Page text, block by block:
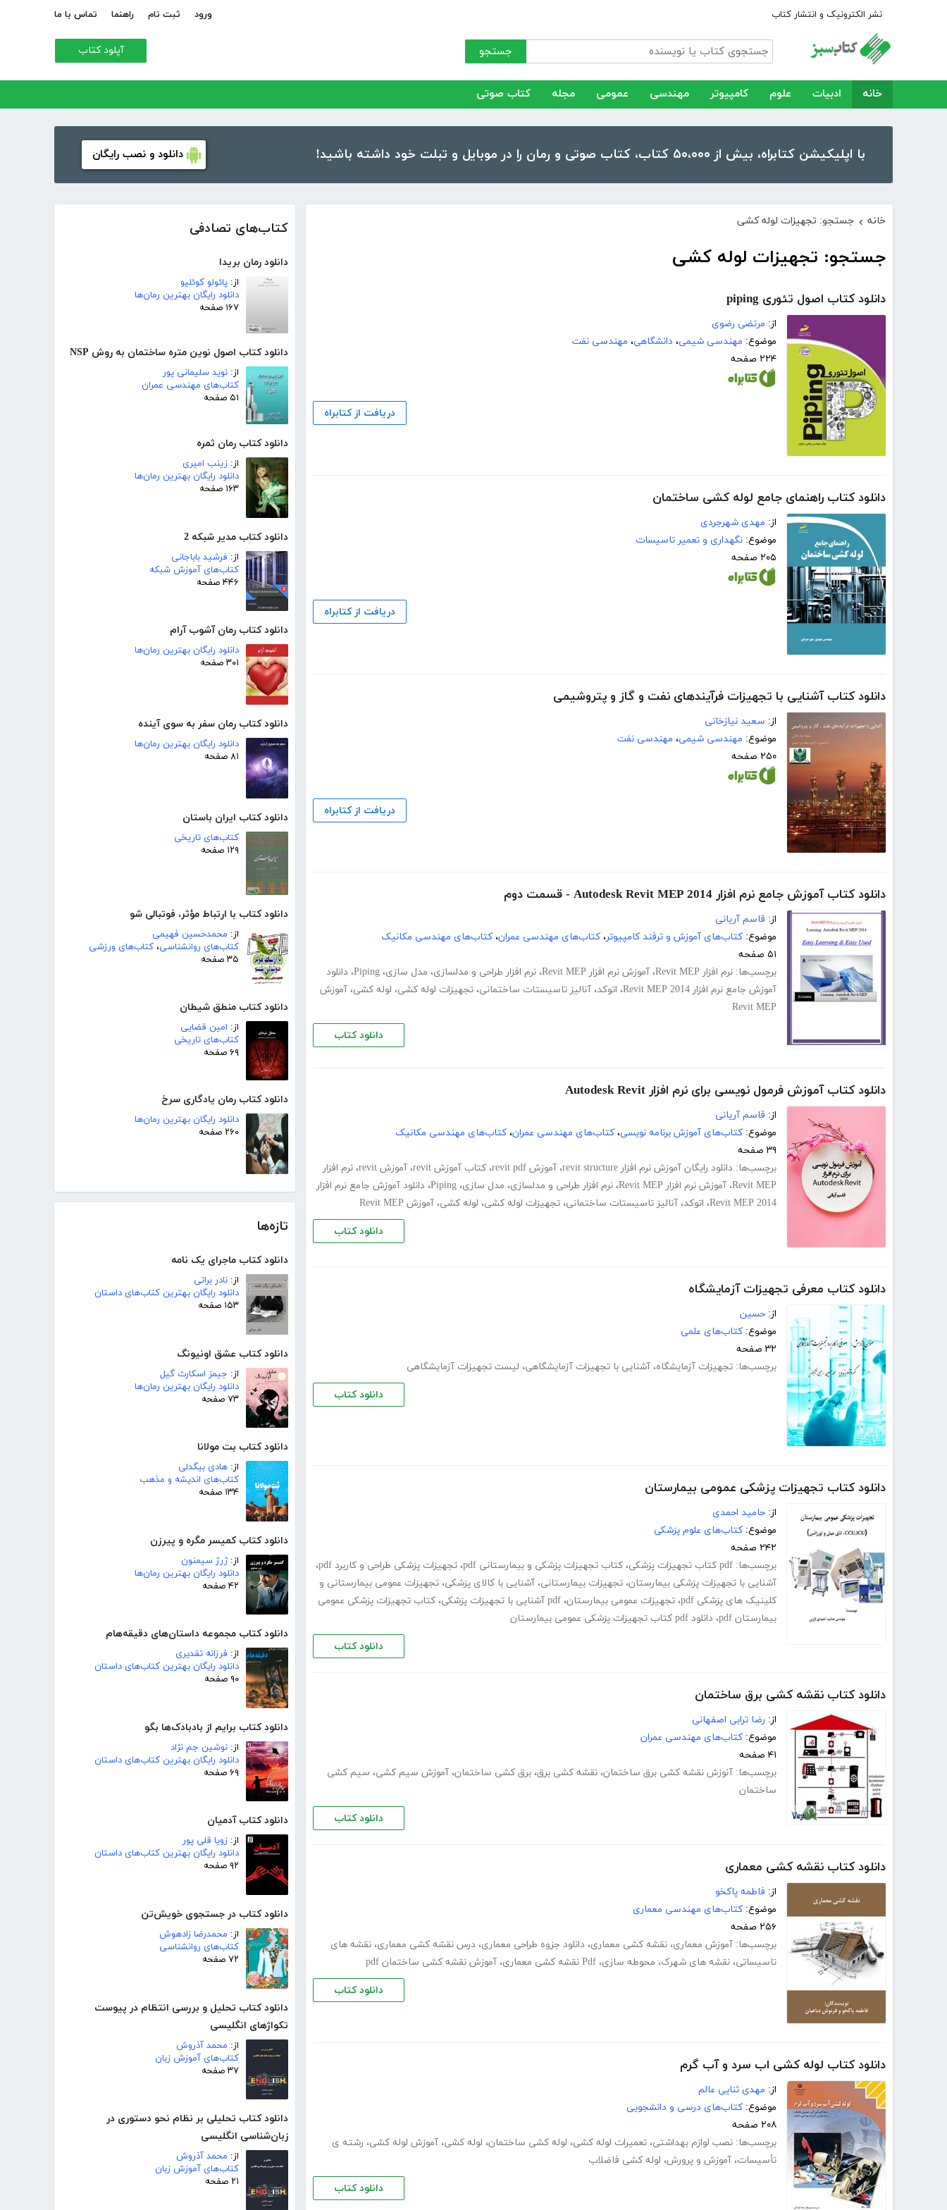
نشر الکترونیک و انتشار کتاب ورود ثبت نام راهنما تماس با ما
جستجو آپلود کتاب
خانه ادبیات علوم کامپیوتر مهندسی عمومی مجله کتاب صوتی
با اپلیکیشن کتابراه، بیش از ۵۰،۰۰۰ کتاب، کتاب صوتی و رمان را در موبایل و تبلت خود داشته باشید! دانلود و نصب رایگان
کتاب‌های تصادفی
دانلود رمان بریدا
از: پائولو کوئلیو
دانلود رایگان بهترین رمان‌ها
۱۶۷ صفحه
دانلود کتاب اصول نوین متره ساختمان به روش NSP
از: نوید سلیمانی پور
کتاب‌های مهندسی عمران
۵۱ صفحه
دانلود کتاب رمان ثمره
از: زینب امیری
دانلود رایگان بهترین رمان‌ها
۱۶۳ صفحه
دانلود کتاب مدیر شبکه 2
از: فرشید باباجانی
کتاب‌های آموزش شبکه
۴۴۶ صفحه
دانلود کتاب رمان آشوب آرام
دانلود رایگان بهترین رمان‌ها
۳۰۱ صفحه
دانلود کتاب رمان سفر به سوی آینده
دانلود رایگان بهترین رمان‌ها
۸۱ صفحه
دانلود کتاب ایران باستان
کتاب‌های تاریخی
۱۲۹ صفحه
دانلود کتاب با ارتباط مؤثر، فوتبالی شو
از: محمدحسین فهیمی
کتاب‌های روانشناسی، کتاب‌های ورزشی
۳۵ صفحه
دانلود کتاب منطق شیطان
از: امین قضایی
کتاب‌های تاریخی
۶۹ صفحه
دانلود کتاب رمان یادگاری سرخ
دانلود رایگان بهترین رمان‌ها
۲۶۰ صفحه
تازه‌ها
دانلود کتاب ماجرای یک نامه
از: نادر براتی
دانلود رایگان بهترین کتاب‌های داستان
۱۵۳ صفحه
دانلود کتاب عشق اونیونگ
از: جیمز اسکارث گیل
دانلود رایگان بهترین رمان‌ها
۷۳ صفحه
دانلود کتاب بت مولانا
از: هادی بیگدلی
کتاب‌های اندیشه و مذهب
۱۳۴ صفحه
دانلود کتاب کمیسر مگره و پیرزن
از:ژرژ سیمنون
دانلود رایگان بهترین رمان‌ها
۴۲ صفحه
دانلود کتاب مجموعه داستان‌های دقیقه‌هام
از: فرزانه تقدیری
دانلود رایگان بهترین کتاب‌های داستان
۹۰ صفحه
دانلود کتاب برایم از بادبادک‌ها بگو
از: نوشین جم نژاد
دانلود رایگان بهترین کتاب‌های داستان
۶۹ صفحه
دانلود کتاب آدمیان
از: زویا قلی پور
دانلود رایگان بهترین کتاب‌های داستان
۹۲ صفحه
دانلود کتاب در جستجوی خویش‌تن
از: محمدرضا زادهوش
کتاب‌های روانشناسی
۷۲ صفحه
دانلود کتاب تحلیل و بررسی انتظام در پیوست
تکواژهای انگلیسی
از: محمد آذروش
کتاب‌های آموزش زبان
۳۷ صفحه
دانلود کتاب تحلیلی بر نظام نحو دستوری در
زبان‌شناسی انگلیسی
از: محمد آذروش
کتاب‌های آموزش زبان
۲۱ صفحه
خانه › جستجو: تجهیزات لوله کشی
جستجو: تجهیزات لوله کشی
دانلود کتاب اصول تئوری piping
از: مرتضی رضوی
موضوع: مهندسی شیمی، دانشگاهی، مهندسی نفت
۲۲۴ صفحه
دریافت از کتابراه
دانلود کتاب راهنمای جامع لوله کشی ساختمان
از: مهدی شهرجردی
موضوع: نگهداری و تعمیر تاسیسات
۲۰۵ صفحه
دریافت از کتابراه
دانلود کتاب آشنایی با تجهیزات فرآیندهای نفت و گاز و پتروشیمی
از: سعید نیازخانی
موضوع: مهندسی شیمی، مهندسی نفت
۲۵۰ صفحه
دریافت از کتابراه
دانلود کتاب آموزش جامع نرم افزار Autodesk Revit MEP 2014 - قسمت دوم
از: قاسم آریانی
موضوع: کتاب‌های آموزش و ترفند کامپیوتر، کتاب‌های مهندسی عمران، کتاب‌های مهندسی مکانیک
۵۱ صفحه
برچسب‌ها: نرم افزار Revit MEP ، آموزش نرم افزار Revit MEP ، نرم افزار طراحی و مدلسازی، مدل سازی، Piping، دانلود
آموزش جامع نرم افزار Revit MEP 2014
، اتوکد، آنالیز تاسیستات ساختمانی، تجهیزات لوله کشی، لوله کشی، آموزش
Revit MEP
دانلود کتاب
دانلود کتاب آموزش فرمول نویسی برای نرم افزار Autodesk Revit
از: قاسم آریانی
موضوع: کتاب‌های آموزش برنامه نویسی، کتاب‌های مهندسی عمران، کتاب‌های مهندسی مکانیک
۳۹ صفحه
برچسب‌ها: دانلود رایگان آموزش نرم افزار revit structure ، آموزش revit pdf ، کتاب آموزش revit ، آموزش revit ، نرم افزار
Revit MEP، آموزش نرم افزار Revit MEP ، نرم افزار طراحی و مدلسازی، مدل سازی، Piping، دانلود آموزش جامع نرم افزار
Revit MEP 2014، اتوکد، آنالیز تاسیستات ساختمانی، تجهیزات لوله کشی، لوله کشی، آموزش Revit MEP
دانلود کتاب
دانلود کتاب معرفی تجهیزات آزمایشگاه
از: حسین
موضوع: کتاب‌های علمی
۳۲ صفحه
برچسب‌ها: تجهیزات آزمایشگاه، آشنایی با تجهیزات آزمایشگاهی، لیست تجهیزات آزمایشگاهی
دانلود کتاب
دانلود کتاب تجهیزات پزشکی عمومی بیمارستان
از: حامید احمدی
موضوع: کتاب‌های علوم پزشکی
۲۴۲ صفحه
برچسب‌ها: pdf کتاب تجهیزات پزشکی ، کتاب تجهیزات پزشکی و بیمارستانی pdf ، تجهیزات پزشکی طراحی و کاربرد pdf
،
آشنایی با تجهیزات پزشکی بیمارستان، تجهیزات بیمارستانی، آشنایی با کالای پزشکی، تجهیزات عمومی بیمارستانی و
کلینیک های پزشکی pdf
، تجهیزات عمومی بیمارستان، pdf آشنایی با تجهیزات پزشکی ، کتاب تجهیزات پزشکی عمومی
بیمارستان pdf
، دانلود pdf کتاب تجهیزات پزشکی عمومی بیمارستان
دانلود کتاب
دانلود کتاب نقشه کشی برق ساختمان
از: رضا ترابی اصفهانی
موضوع: کتاب‌های مهندسی عمران
۴۱ صفحه
برچسب‌ها: آنوزش نقشه کشی برق ساختمان، نقشه کشی برق، برق کشی ساختمان، آموزش سیم کشی، سیم کشی
ساختمان
دانلود کتاب
دانلود کتاب نقشه کشی معماری
از: فاطمه پاکخو
موضوع: کتاب‌های مهندسی معماری
۲۵۶ صفحه
برچسب‌ها: آموزش معماری، نقشه کشی معماری، دانلود جزوه طراحی معماری، درس نقشه کشی معماری، نقشه های
تاسیساتی، نقشه های شهرک، محوطه سازی، Pdf نقشه کشی معماری ، آموزش نقشه کشی ساختمان pdf
دانلود کتاب
دانلود کتاب لوله کشی اب سرد و آب گرم
از: مهدى ثنایی عالم
موضوع: کتاب‌های درسی و دانشجویی
۲۰۸ صفحه
برچسب‌ها: نصب لوازم بهداشتی، تعمیرات لوله کشی، لوله کشی ساختمان، لوله کشی، آموزش لوله کشی، رشته ی
تأسیسات، آموزش و پرورش، لوله کشی فاضلاب
دانلود کتاب